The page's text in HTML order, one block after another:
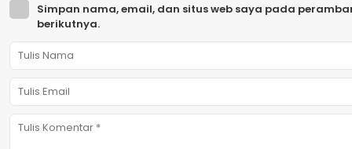
Simpan nama, email, dan situs web saya pada
berikutnya.